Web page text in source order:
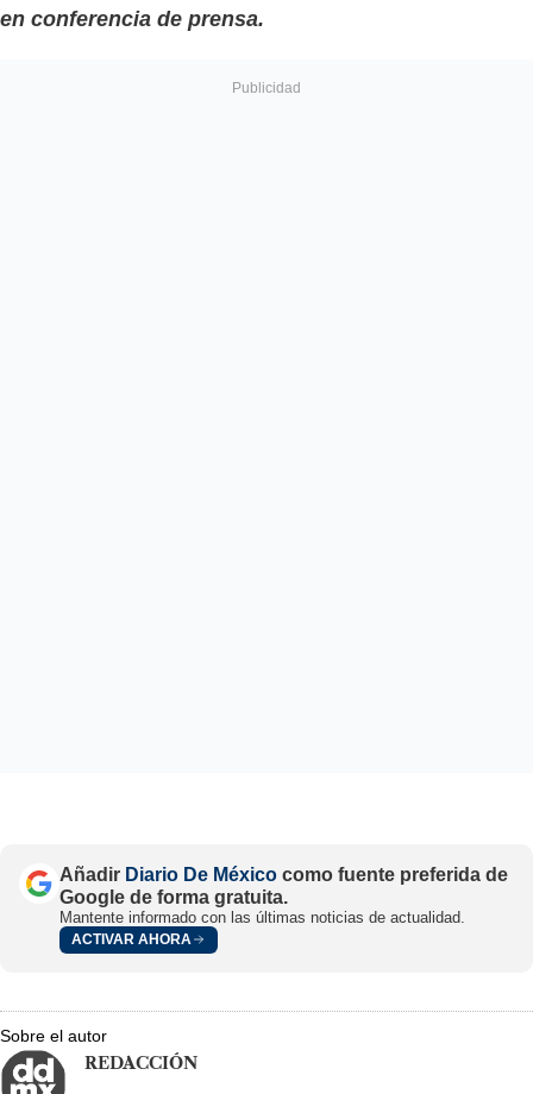
en conferencia de prensa.
Añadir Diario De México como fuente preferida de
Google de forma gratuita.
Mantente informado con las últimas noticias de actualidad.
ACTIVAR AHORA
Sobre el autor
REDACCIÓN